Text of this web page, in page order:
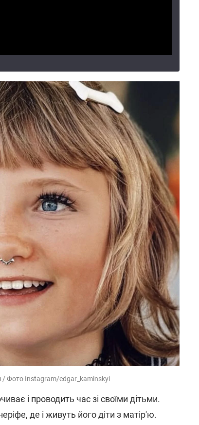
/ Фото Instagram/edgar_kaminskyi
і проводить час зі своїми дітьми.
де і живуть його діти з матір'ю.